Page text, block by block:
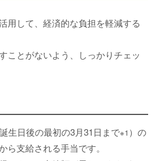
用して、経済的な負担を軽減する
ことがないよう、しっかりチェッ
生日後の最初の3月31日まで※1 ）の
ら支給される手当です。